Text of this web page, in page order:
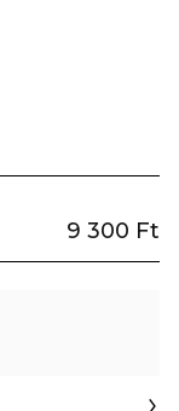
9 300 Ft